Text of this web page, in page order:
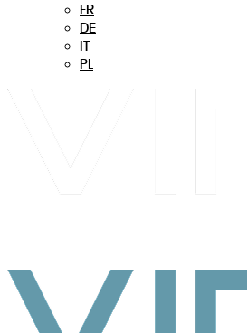
FR
DE
PL